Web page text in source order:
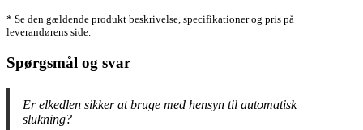
* Se den gældende produkt beskrivelse, specifikationer og pris på
leverandørens side.
Spørgsmål og svar
Er elkedlen sikker at bruge med hensyn til automatisk
slukning?